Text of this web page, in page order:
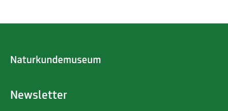
Newsletter